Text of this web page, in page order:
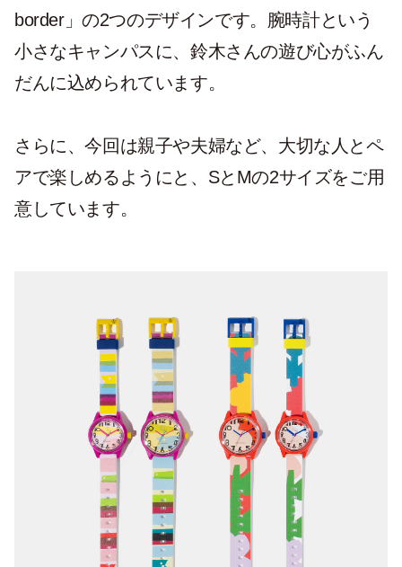
border」の2つのデザインです。腕時計という
小さなキャンパスに、鈴木さんの遊び心がふん
だんに込められています。
さらに、今回は親子や夫婦など、大切な人とペ
アで楽しめるようにと、SとMの2サイズをご用
意しています。